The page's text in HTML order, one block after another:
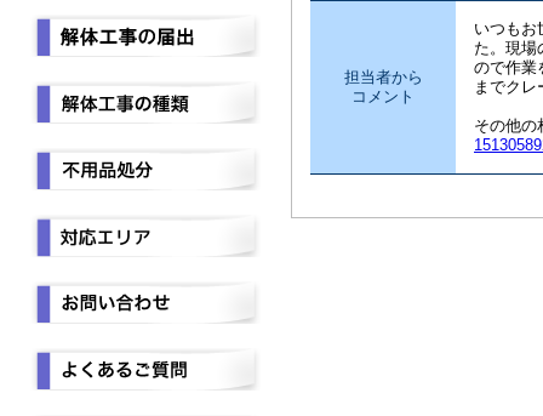
担当者から
コメント
いつもお
た。現場
ので作業
までクレ
その他